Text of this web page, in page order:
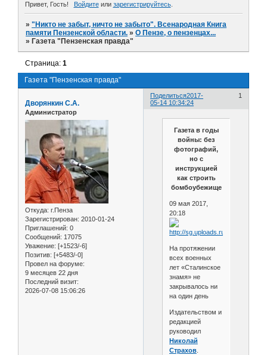
Привет, Гость! Войдитеили зарегистрируйтесь.
»"Никто не забыт, ничто не забыто". Всенародная Книга
памяти Пензенской области. »О Пензе, о пензенцах...
» Газета "Пензенская правда"
Газета "Пензенская правда"
Страница:1
Поделиться 1
2017-
05-14 10:34:24
Дворянкин С.А.
Администратор
Откуда: г.Пенза
Зарегистрирован: 2010-01-24
Приглашений: 0
Сообщений: 17075
Уважение: [+1523/-6]
Позитив: [+5483/-0]
Провел на форуме:
9 месяцев 22 дня
Последний визит:
2026-07-08 15:06:26
Газета в годы
войны: без
фотографий,
но с
инструкцией
как строить
бомбоубежище
09 мая 2017,
20:18
На протяжении
всех военных
лет «Сталинское
знамя» не
закрывалось ни
на один день
Издательством и
редакцией
руководил
Николай
Страхов.